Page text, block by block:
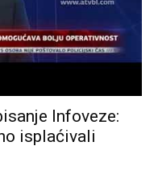
Infoveze:
isplaćivali